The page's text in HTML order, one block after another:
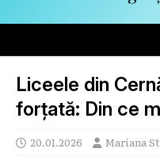
Liceele din
forțată: Din ce
20.01.2026 Mariana